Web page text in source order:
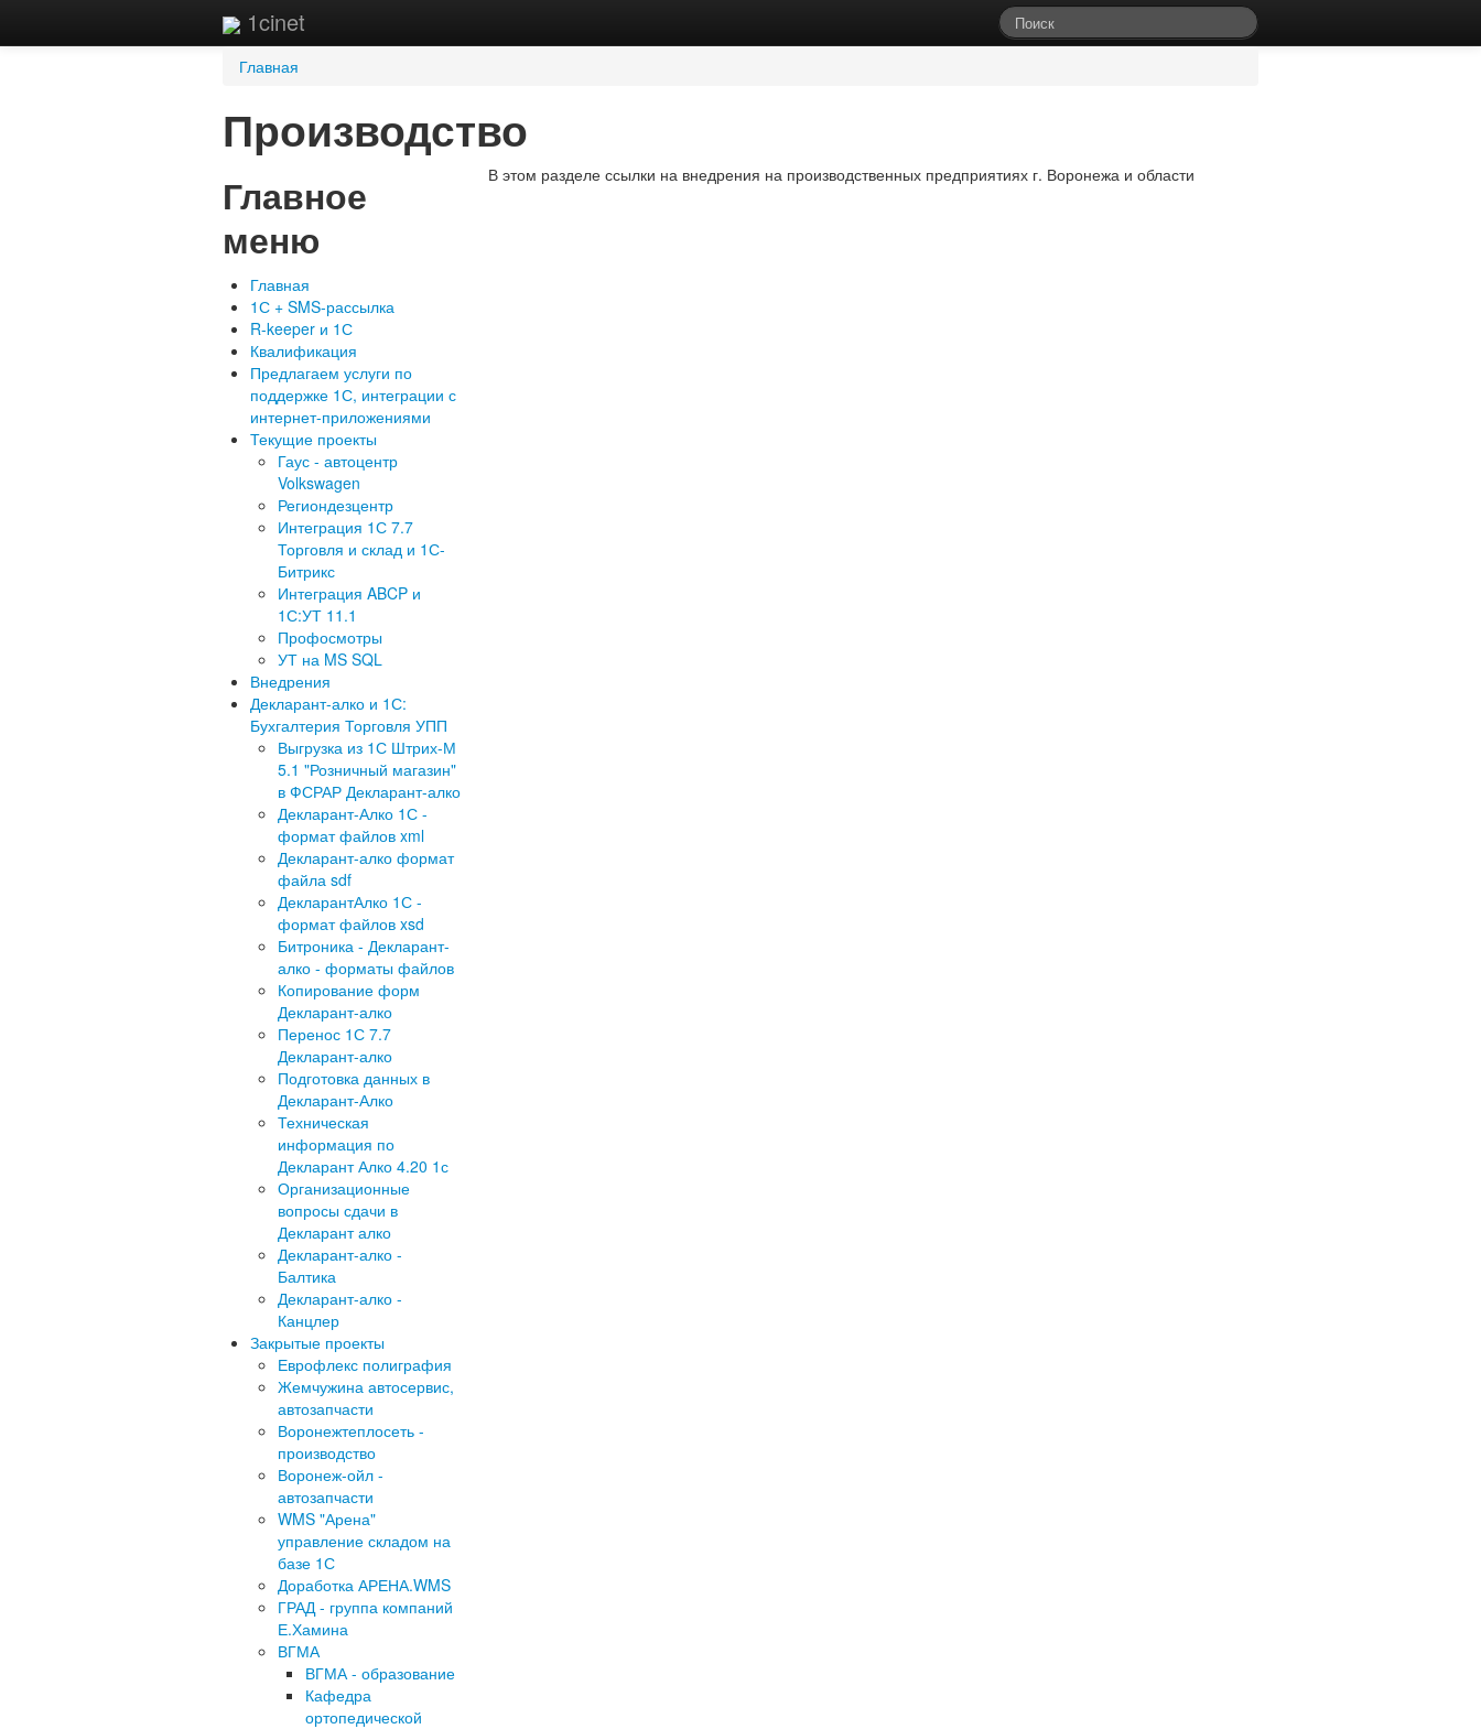
1cinet
Вы здесь
Главная
Производство
Главное
меню
Главная
1С + SMS-рассылка
R-keeper и 1С
Квалификация
Предлагаем услуги по
поддержке 1С, интеграции с
интернет-приложениями
Текущие проекты
Гаус - автоцентр
Volkswagen
Региондезцентр
Интеграция 1С 7.7
Торговля и склад и 1С-
Битрикс
Интеграция ABCP и
1С:УТ 11.1
Профосмотры
УТ на MS SQL
Внедрения
Декларант-алко и 1С:
Бухгалтерия Торговля УПП
Выгрузка из 1С Штрих-М
5.1 "Розничный магазин"
в ФСРАР Декларант-алко
Декларант-Алко 1С -
формат файлов xml
Декларант-алко формат
файла sdf
ДекларантАлко 1С -
формат файлов xsd
Битроника - Декларант-
алко - форматы файлов
Копирование форм
Декларант-алко
Перенос 1С 7.7
Декларант-алко
Подготовка данных в
Декларант-Алко
Техническая
информация по
Декларант Алко 4.20 1с
Организационные
вопросы сдачи в
Декларант алко
Декларант-алко -
Балтика
Декларант-алко -
Канцлер
Закрытые проекты
Еврофлекс полиграфия
Жемчужина автосервис,
автозапчасти
Воронежтеплосеть -
производство
Воронеж-ойл -
автозапчасти
WMS "Арена"
управление складом на
базе 1С
Доработка АРЕНА.WMS
ГРАД - группа компаний
Е.Хамина
ВГМА
ВГМА - образование
Кафедра
ортопедической
В этом разделе ссылки на внедрения на производственных предприятиях г. Воронежа и области